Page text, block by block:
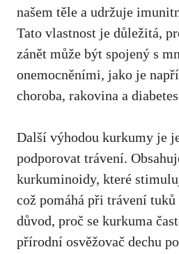
našem těle a udržuje
⁢Tato vlastnost je důležitá,
zánět může být spojený s​
onemocněními, jako je
choroba, rakovina a
Další výhodou⁣ kurkumy je
podporovat trávení.
kurkuminoidy, které
což pomáhá⁢ při trávení
důvod, proč se kurkuma
přírodní osvěžovač dechu